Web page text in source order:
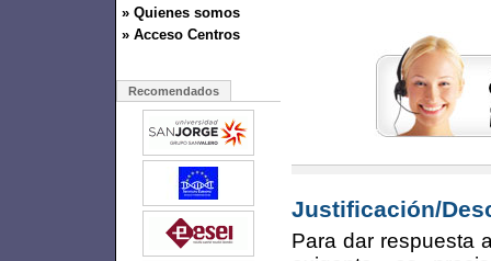
» Quienes somos
» Acceso Centros
Recomendados
Justificación/
Para dar respuesta